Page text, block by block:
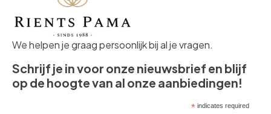
We helpen je graag persoonlijk bij al je vragen.
Schrijf je in voor onze nieuwsbrief en blijf
op de hoogte van al onze aanbiedingen!
*indicates required